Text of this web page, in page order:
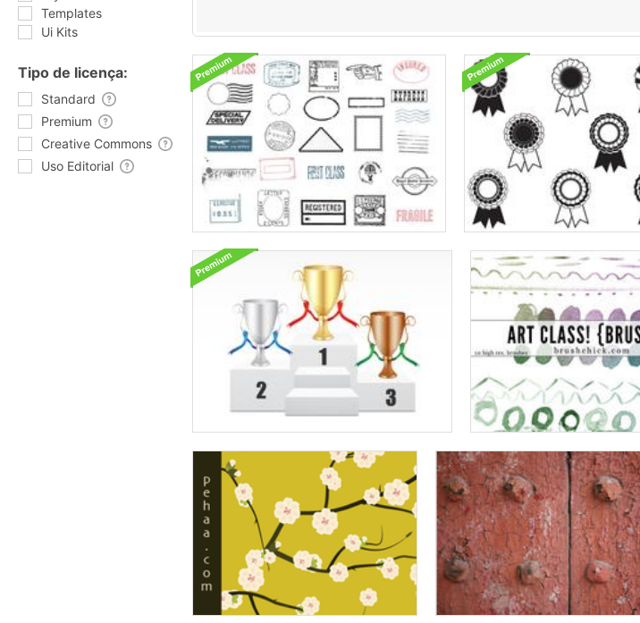
Templates
Ui Kits
Tipo de licença:
Standard
Premium
Creative Commons
Uso Editorial